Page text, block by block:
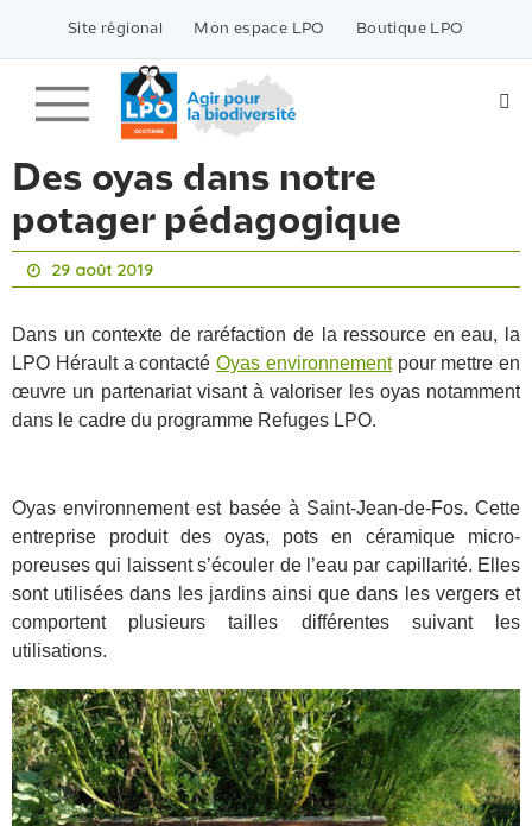
contenu
Site régional Mon espace LPO Boutique LPO
Des oyas dans notre
potager pédagogique
29 août 2019
Dans un contexte de raréfaction de la ressource en eau, la
LPO Hérault a contacté Oyas environnementpour mettre en
œuvre un partenariat visant à valoriser les oyas notamment
dans le cadre du programme Refuges LPO.
Oyas environnement est basée à Saint-Jean-de-Fos. Cette
entreprise produit des oyas, pots en céramique micro-
poreuses qui laissent s’écouler de l’eau par capillarité. Elles
sont utilisées dans les jardins ainsi que dans les vergers et
comportent plusieurs tailles différentes suivant les
utilisations.